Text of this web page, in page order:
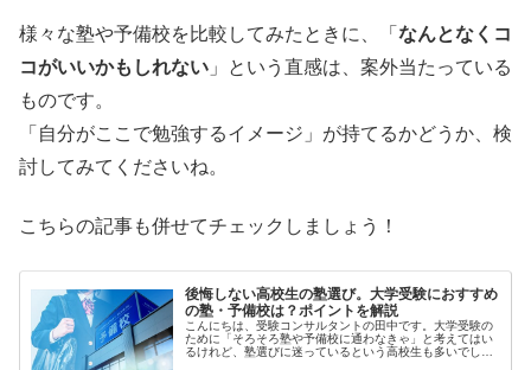
様々な塾や予備校を比較してみたときに、「 なんとなくコ
コがいいかもしれない 」という直感は、案外当たっている
ものです。
「自分がここで勉強するイメージ」が持てるかどうか、検
討してみてくださいね。
こちらの記事も併せてチェックしましょう！
後悔しない高校生の塾選び。大学受験におすすめ
の塾・予備校は？ポイントを解説
こんにちは、受験コンサルタントの田中です。大学受験の
ために「そろそろ塾や予備校に通わなきゃ」と考えてはい
るけれど、塾選びに迷っているという高校生も多いでしょ